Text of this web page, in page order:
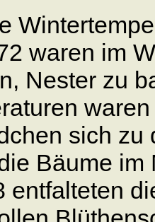
waren im
Nester zu
sich
Bäume
entfalteten